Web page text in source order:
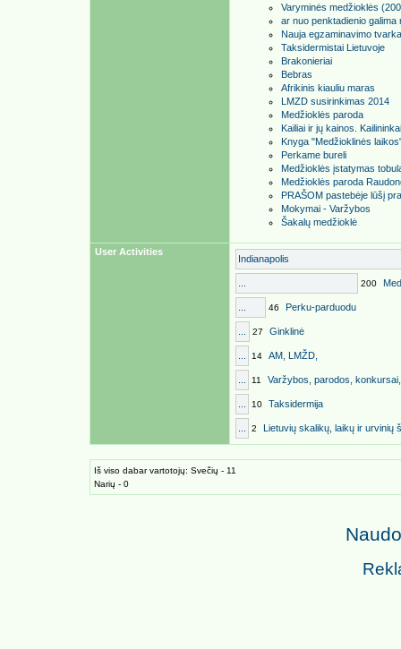
Varyminės medžioklės
ar nuo penktadienio
Nauja egzaminavimo
Taksidermistai Lietuvoje
Brakonieriai
Bebras
Afrikinis kiauliu maras
LMZD susirinkimas 2014
Medžioklės paroda
Kailiai ir jų kainos.
Knyga "Medžioklinės
Perkame bureli
Medžioklės įstatymas
Medžioklės paroda
PRAŠOM pastebėje lūšį
Mokymai - Varžybos
Šakalų medžioklė
User Activities
Indianapolis
200
46 Perku-parduodu
27 Ginklinė
14 AM, LMŽD,
11 Varžybos, parodos,
10 Taksidermija
2 Lietuvių skalikų, laikų ir urvinių
Iš viso dabar vartotojų: Svečių - 11
Narių - 0